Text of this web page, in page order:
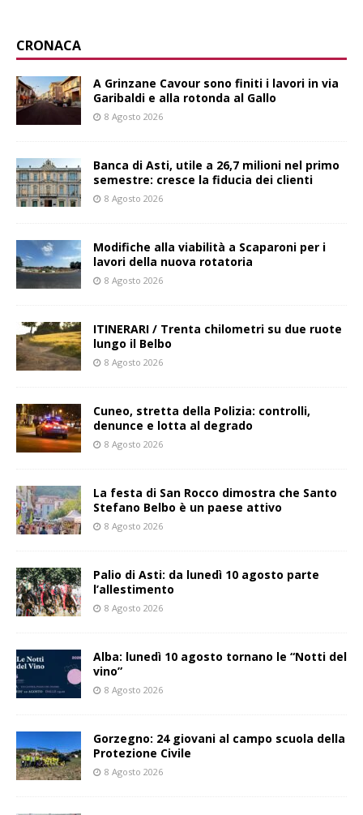
CRONACA
A Grinzane Cavour sono finiti i lavori in via
Garibaldi e alla rotonda al Gallo
8 Agosto 2026
Banca di Asti, utile a 26,7 milioni nel primo
semestre: cresce la fiducia dei clienti
8 Agosto 2026
Modifiche alla viabilità a Scaparoni per i
lavori della nuova rotatoria
8 Agosto 2026
ITINERARI / Trenta chilometri su due ruote
lungo il Belbo
8 Agosto 2026
Cuneo, stretta della Polizia: controlli,
denunce e lotta al degrado
8 Agosto 2026
La festa di San Rocco dimostra che Santo
Stefano Belbo è un paese attivo
8 Agosto 2026
Palio di Asti: da lunedì 10 agosto parte
l’allestimento
8 Agosto 2026
Alba: lunedì 10 agosto tornano le “Notti del
vino”
8 Agosto 2026
Gorzegno: 24 giovani al campo scuola della
Protezione Civile
8 Agosto 2026